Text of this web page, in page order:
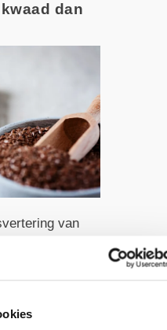
dan
van